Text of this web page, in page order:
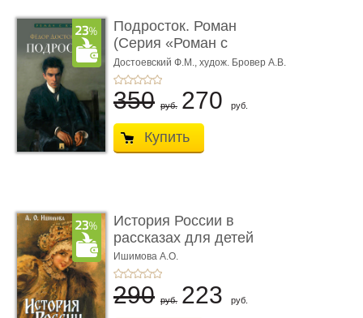
Подросток. Роман
(Серия «Роман с
книгой»)
Достоевский Ф.М., худож. Бровер А.В.
350 руб. 270 руб.
Купить
История России в
рассказах для детей
Ишимова А.О.
290 руб. 223 руб.